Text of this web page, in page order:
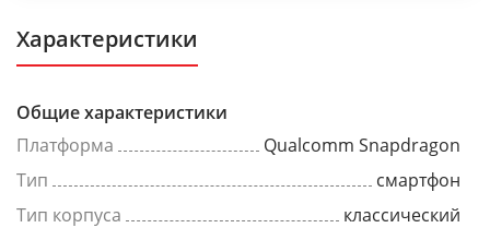
Характеристики
Общие характеристики
Платформа
Qualcomm Snapdragon
Тип
смартфон
Тип корпуса
классический